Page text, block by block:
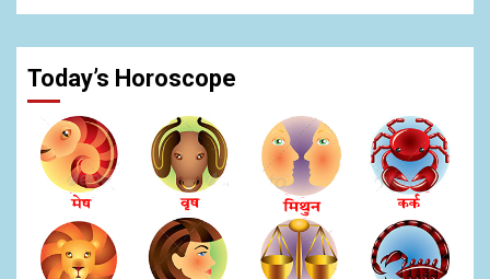
Today’s Horoscope